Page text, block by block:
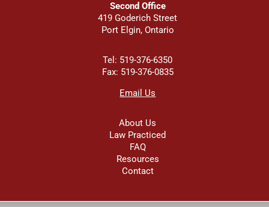
Second Office
419 Goderich Street
Port Elgin, Ontario
Tel: 519-376-6350
Fax: 519-376-0835
Email Us
About Us
Law Practiced
FAQ
Resources
Contact